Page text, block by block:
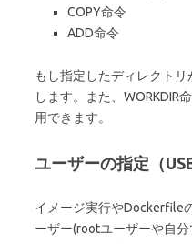
COPY命令
ADD命令
もし指定したディレクト
します。また、WORKDIR
用できます。
ユーザーの指定（
イメージ実行やDockerfile
ーザー(rootユーザーや自